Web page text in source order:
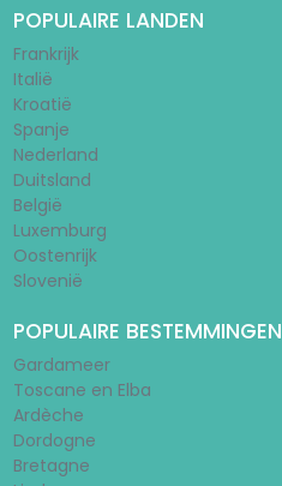
POPULAIRE LANDEN
Frankrijk
Italië
Kroatië
Spanje
Nederland
Duitsland
België
Luxemburg
Oostenrijk
Slovenië
POPULAIRE BESTEMMINGEN
Gardameer
Toscane en Elba
Ardèche
Dordogne
Bretagne